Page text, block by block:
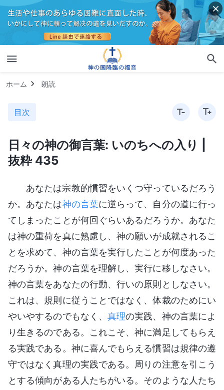
ホーム 朗読
目次
日々の神の御言葉: いのちへの入り |
抜粋 435
あなたは宗教的慣習をいくつ守っているだろう
か。あなたは神の言葉に逆らって、自分の道に行っ
てしまったことが何回ぐらいあるだろうか。あなた
は神の重荷を真に熟慮し、神の願いが成就されるこ
とを求めて、神の言葉を実行したことが何度あった
だろうか。神の言葉を理解し、実行に移しなさい。
神の言葉をあなたの行動、行いの原則としなさい。
これは、規則に従うことではなく、体裁のためにい
やいやするのでもなく、 真理の実践、神の言葉によ
り生きるのである。これこそ、神に満足してもらえ
る実践である。神に喜んでもらえる慣習は規律の遵
守ではなく真理の実践である。周りの注意を引こう
とする傾向がある人たちがいる。そのような人たち